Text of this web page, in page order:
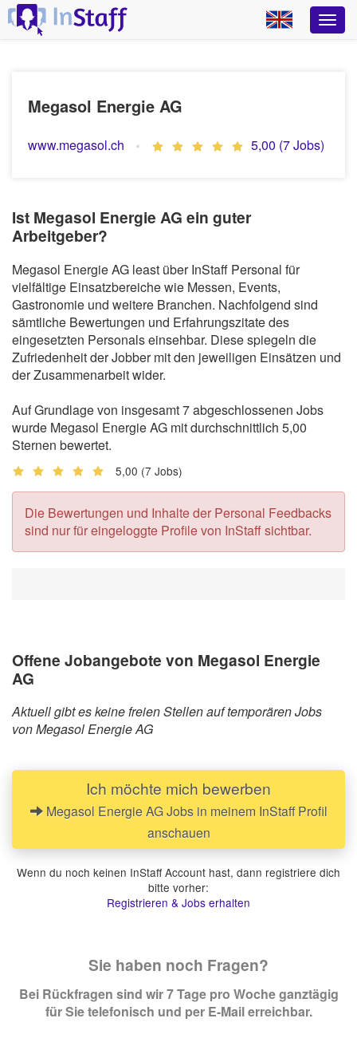
Megasol Energie AG
www.megasol.ch 5,00 (7 Jobs)
Ist Megasol Energie AG ein guter
Arbeitgeber?
Megasol Energie AG least über InStaff Personal für
vielfältige Einsatzbereiche wie Messen, Events,
Gastronomie und weitere Branchen. Nachfolgend sind
sämtliche Bewertungen und Erfahrungszitate des
eingesetzten Personals einsehbar. Diese spiegeln die
Zufriedenheit der Jobber mit den jeweiligen Einsätzen und
der Zusammenarbeit wider.
Auf Grundlage von insgesamt 7 abgeschlossenen Jobs
wurde Megasol Energie AG mit durchschnittlich 5,00
Sternen bewertet.
5,00 (7 Jobs)
Die Bewertungen und Inhalte der Personal Feedbacks
sind nur für eingeloggte Profile von InStaff sichtbar.
Offene Jobangebote von Megasol Energie
AG
Aktuell gibt es keine freien Stellen auf temporären Jobs
von Megasol Energie AG
Ich möchte mich bewerben
Megasol Energie AG Jobs in meinem InStaff Profil
anschauen
Wenn du noch keinen InStaff Account hast, dann registriere dich
bitte vorher:
Registrieren & Jobs erhalten
Sie haben noch Fragen?
Bei Rückfragen sind wir 7 Tage pro Woche ganztägig
für Sie telefonisch und per E-Mail erreichbar.